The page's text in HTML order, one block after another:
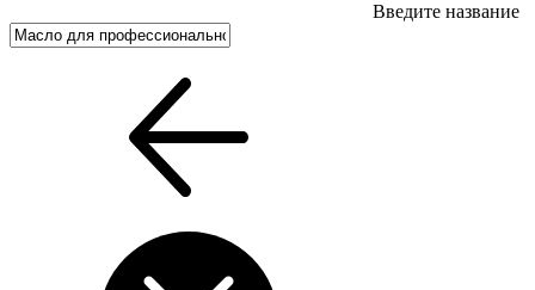
Введите название